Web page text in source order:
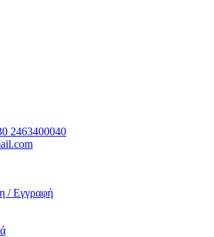
2463400040
/ Εγγραφή